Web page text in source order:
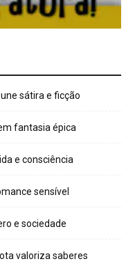
sátira e ficção
fantasia épica
e consciência
sensível
e sociedade
valoriza saberes